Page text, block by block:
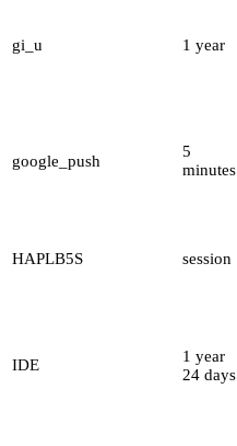
gi_u 1 year
google_push
5
minutes
HAPLB5S session
IDE
1 year
24 days